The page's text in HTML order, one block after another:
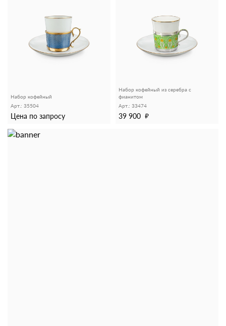
Набор кофейный
Арт.: 35504
Цена по запросу
Набор кофейный из серебра с
фианитом
Арт.: 33474
39 900